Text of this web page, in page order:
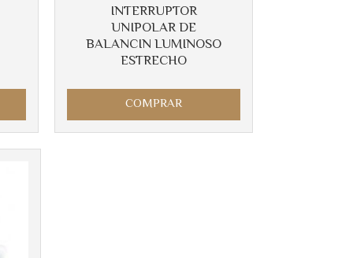
INTERRUPTOR
UNIPOLAR DE
BALANCIN LUMINOSO
ESTRECHO
COMPRAR